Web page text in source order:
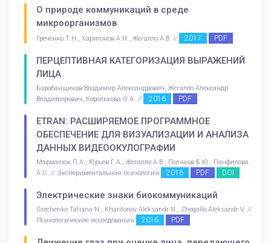
О природе коммуникаций в среде
микроорганизмов
Греченко Т.Н., Харитонов А.Н., Жегалло А.В. // 2017 PDF
ПЕРЦЕПТИВНАЯ КАТЕГОРИЗАЦИЯ ВЫРАЖЕНИЙ
ЛИЦА
Барабанщиков Владимир Александрович, Жегалло Александр
Владимирович, Королькова О.А. //
2016 PDF
ETRAN: РАСШИРЯЕМОЕ ПРОГРАММНОЕ
ОБЕСПЕЧЕНИЕ ДЛЯ ВИЗУАЛИЗАЦИИ И АНАЛИЗА
ДАННЫХ ВИДЕООКУЛОГРАФИИ
Мармалюк П.А., Юрьев Г.А., Жегалло А.В., Поляков Б.Ю., Панфилова
А.С. // Экспериментальная психология
2016 PDF DOI
Электрические знаки биокоммуникаций
Grechenko Tatiana N., Kharitonov Aleksandr N., Zhegallo Aleksandr V. //
Психологические исследования
2016 PDF